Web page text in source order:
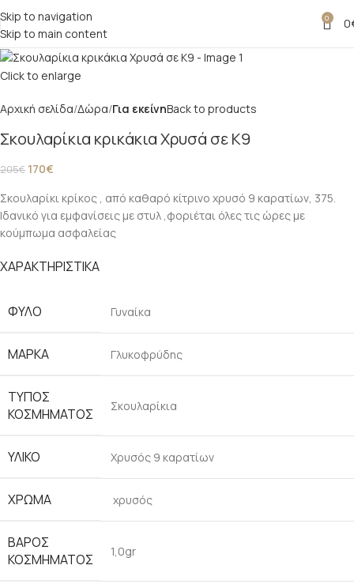
Skip to navigation
Skip to main content
0 0
-17%
Click to enlarge
Αρχική σελίδα Δώρα Για εκείνηBack to products
Σκουλαρίκια κρικάκια Χρυσά σε Κ9
205€ 170€
Σκουλαρίκι κρίκος , από καθαρό κίτρινο χρυσό 9 καρατίων, 375.
Ιδανικό για εμφανίσεις με στυλ ,φοριέται όλες τις ώρες με
κούμπωμα ασφαλείας
ΧΑΡΑΚΤΗΡΙΣΤΙΚΑ
ΦΎΛΟ Γυναίκα
ΜΆΡΚΑ Γλυκοφρύδης
ΤΎΠΟΣ
ΚΟΣΜΉΜΑΤΟΣ
Σκουλαρίκια
ΥΛΙΚΌ Χρυσός 9 καρατίων
ΧΡΏΜΑ χρυσός
ΒΆΡΟΣ
ΚΟΣΜΉΜΑΤΟΣ
1,0gr